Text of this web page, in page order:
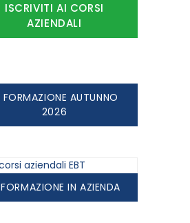
ISCRIVITI AI CORSI
AZIENDALI
FORMAZIONE AUTUNNO
2026
FORMAZIONE IN AZIENDA